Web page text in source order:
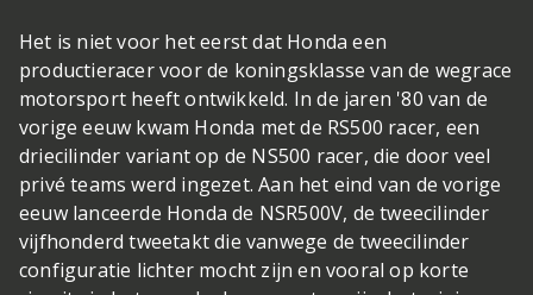
Het is niet voor het eerst dat Honda een
productieracer voor de koningsklasse van de wegrace
motorsport heeft ontwikkeld. In de jaren '80 van de
vorige eeuw kwam Honda met de RS500 racer, een
driecilinder variant op de NS500 racer, die door veel
privé teams werd ingezet. Aan het eind van de vorige
eeuw lanceerde Honda de NSR500V, de tweecilinder
vijfhonderd tweetakt die vanwege de tweecilinder
configuratie lichter mocht zijn en vooral op korte